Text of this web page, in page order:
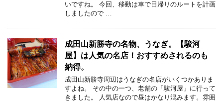
いですね。 今回、移動は車で日帰りのルートを計画
しましたので …
成田山新勝寺の名物、うなぎ。【駿河
屋】は人気の名店！おすすめされるのも
納得。
成田山新勝寺周辺はうなぎの名店がいくつかありま
すよね。 その中の一つ、老舗の「駿河屋」に行って
きました。 人気店なので昼はかなり混みます。雰囲